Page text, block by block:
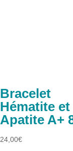
Bracelet
Hématite et
Apatite A+
24,00€